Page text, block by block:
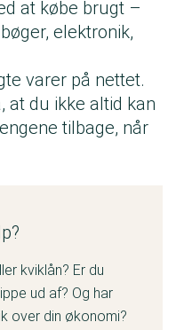
at købe brugt –
elektronik,
varer på nettet.
du ikke altid kan
tilbage, når
kviklån? Er du
ud af? Og har
over din økonomi?